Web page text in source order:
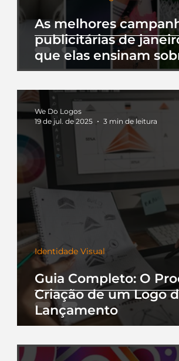
As melhores
publicitárias de
que elas ensinam
Guia Completo: O
Criação de um Logo
Lançamento
Identidade Visual
We Do Logos
19 de jul. de 2025
3 min de leitura